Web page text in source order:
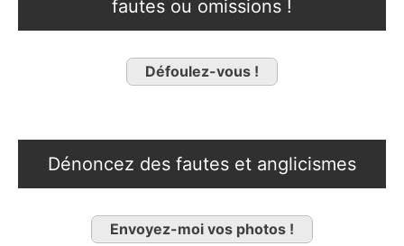
fautes ou omissions !
Défoulez-vous !
Dénoncez des fautes et anglicismes
Envoyez-moi vos photos !